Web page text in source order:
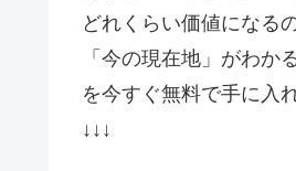
どれくらい価値になる
「今の現在地」がわか
を今すぐ無料で手に入
↓↓↓